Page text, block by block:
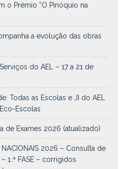
o Prémio “O Pinóquio na
a evolução das obras
do AEL – 17 a 21 de
Todas as Escolas e JI do AEL
Escolas
de Exames 2026 (atualizado)
NACIONAIS 2026 – Consulta de
1.ª FASE – corrigidos